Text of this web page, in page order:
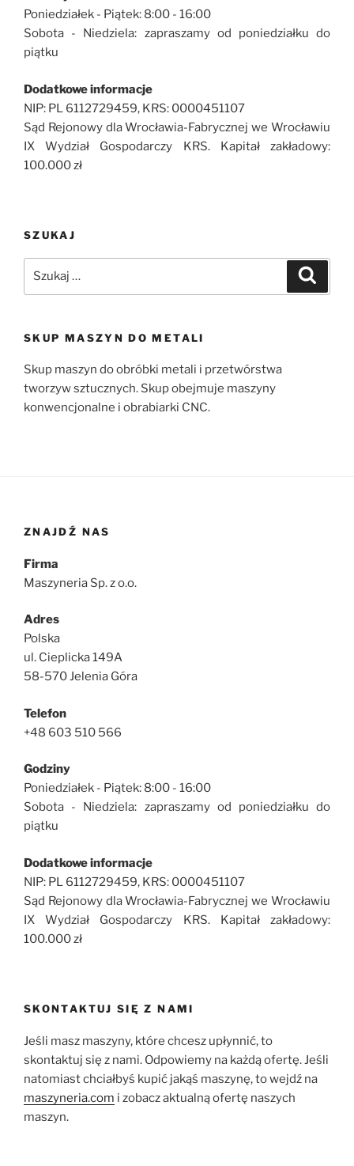
Poniedziałek - Piątek: 8:00 - 16:00
Sobota - Niedziela: zapraszamy od poniedziałku do
piątku
Dodatkowe informacje
NIP: PL 6112729459, KRS: 0000451107
Sąd Rejonowy dla Wrocławia-Fabrycznej we Wrocławiu
IX Wydział Gospodarczy KRS. Kapitał zakładowy:
100.000 zł
SZUKAJ
SKUP MASZYN DO METALI
Skup maszyn do obróbki metali i przetwórstwa
tworzyw sztucznych. Skup obejmuje maszyny
konwencjonalne i obrabiarki CNC.
ZNAJDŹ NAS
Firma
Maszyneria Sp. z o.o.
Adres
Polska
ul. Cieplicka 149A
58-570 Jelenia Góra
Telefon
+48 603 510 566
Godziny
Poniedziałek - Piątek: 8:00 - 16:00
Sobota - Niedziela: zapraszamy od poniedziałku do
piątku
Dodatkowe informacje
NIP: PL 6112729459, KRS: 0000451107
Sąd Rejonowy dla Wrocławia-Fabrycznej we Wrocławiu
IX Wydział Gospodarczy KRS. Kapitał zakładowy:
100.000 zł
SKONTAKTUJ SIĘ Z NAMI
Jeśli masz maszyny, które chcesz upłynnić, to
skontaktuj się z nami. Odpowiemy na każdą ofertę. Jeśli
natomiast chciałbyś kupić jakąś maszynę, to wejdź na
maszyneria.com i zobacz aktualną ofertę naszych
maszyn.